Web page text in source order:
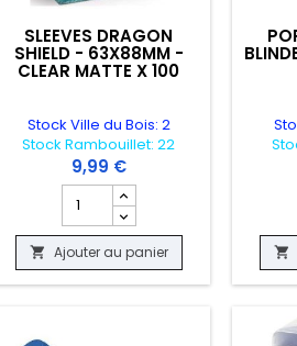
25PT - X25
CARD ULTIMATE GUARD - CASE
SLEEVES DRAGON
SHIELD - 63X88MM -
CLEAR MATTE X 100
Stock Ville du Bois: 2
Stock Rambouillet: 22
9,99 €
Champ quantité du produit
 Ajouter au panier 